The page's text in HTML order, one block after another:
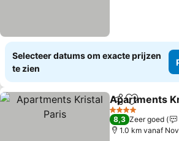
Selecteer datums om exacte prijzen
te zien
Delen
Apartments
4 Sterren
8,3 Zeer goed
1.0 km vanaf